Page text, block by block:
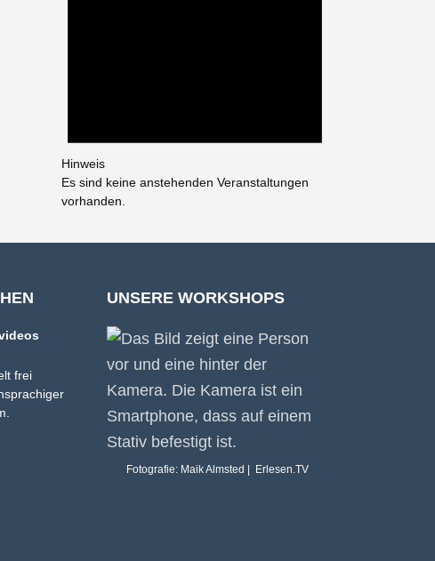
Hinweis
Es sind keine anstehenden Veranstaltungen
vorhanden.
frei
UNSERE WORKSHOPS
Fotografie: Maik Almsted | Erlesen.TV